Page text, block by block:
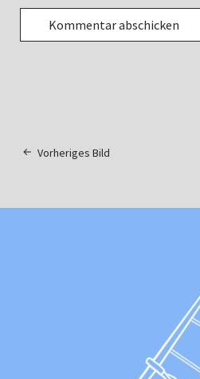
Vorheriges Bild